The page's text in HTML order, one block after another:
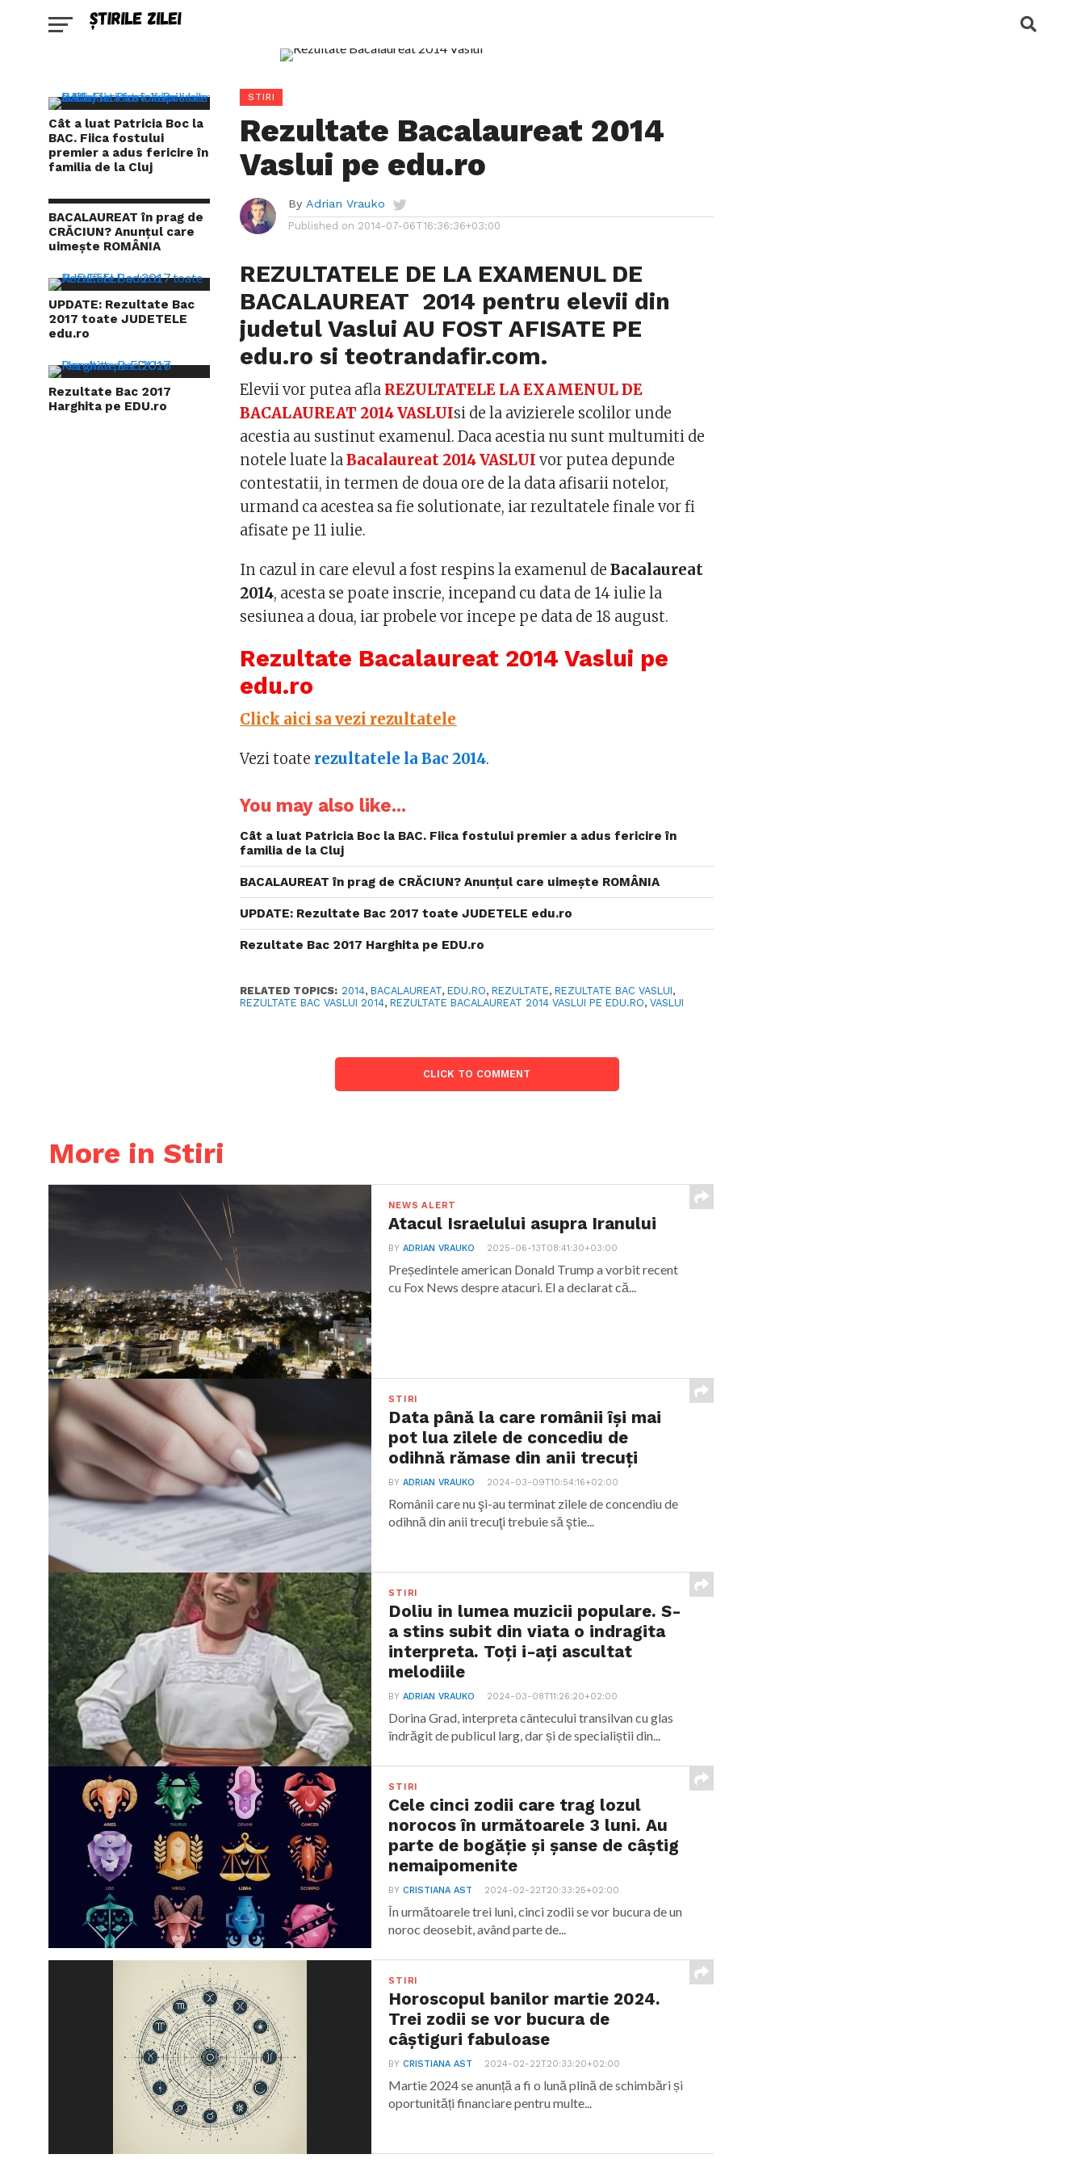
Cât a luat Patricia Boc la
BAC. Fiica fostului
premier a adus fericire în
familia de la Cluj
BACALAUREAT în prag de
CRĂCIUN? Anunțul care
uimește ROMÂNIA
UPDATE: Rezultate Bac
2017 toate JUDETELE
edu.ro
Rezultate Bac 2017
Harghita pe EDU.ro
STIRI
Rezultate Bacalaureat 2014
Vaslui pe edu.ro
By Adrian Vrauko
Published on 2014-07-06T16:36:36+03:00
REZULTATELE DE LA EXAMENUL DE
BACALAUREAT 2014 pentru elevii din
judetul Vaslui AU FOST AFISATE PE
edu.ro siteotrandafir.com.
Elevii vor putea afla REZULTATELE LA EXAMENUL DE
BACALAUREAT 2014 VASLUIsi de la avizierele scolilor unde
acestia au sustinut examenul. Daca acestia nu sunt multumiti de
notele luate laBacalaureat 2014 VASLUI vor putea depunde
contestatii, in termen de doua ore de la data afisarii notelor,
urmand ca acestea sa fie solutionate, iar rezultatele finale vor fi
afisate pe 11 iulie.
In cazul in care elevul a fost respins la examenul deBacalaureat
2014, acesta se poate inscrie, incepand cu data de 14 iulie la
sesiunea a doua, iar probele vor incepe pe data de 18 august.
Rezultate Bacalaureat 2014 Vaslui pe
edu.ro
Click aici sa vezi rezultatele
Vezi toate rezultatele la Bac 2014.
You may also like...
Cât a luat Patricia Boc la BAC. Fiica fostului premier a adus fericire în
familia de la Cluj
BACALAUREAT în prag de CRĂCIUN? Anunțul care uimește ROMÂNIA
UPDATE: Rezultate Bac 2017 toate JUDETELE edu.ro
Rezultate Bac 2017 Harghita pe EDU.ro
RELATED TOPICS: 2014,BACALAUREAT,EDU.RO,REZULTATE,REZULTATE BAC VASLUI,
REZULTATE BAC VASLUI 2014,REZULTATE BACALAUREAT 2014 VASLUI PE EDU.RO,VASLUI
CLICK TO COMMENT
More in Stiri
NEWS ALERT
Atacul Israelului asupra Iranului
BYADRIAN VRAUKO 2025-06-13T08:41:30+03:00
Președintele american Donald Trump a vorbit recent
cu Fox News despre atacuri. El a declarat că...
STIRI
Data până la care românii îşi mai
pot lua zilele de concediu de
odihnă rămase din anii trecuţi
BYADRIAN VRAUKO 2024-03-09T10:54:16+02:00
Românii care nu şi-au terminat zilele de concendiu de
odihnă din anii trecuţi trebuie să ştie...
STIRI
Doliu in lumea muzicii populare. S-
a stins subit din viata o indragita
interpreta. Toți i-ați ascultat
melodiile
BYADRIAN VRAUKO 2024-03-08T11:26:20+02:00
Dorina Grad, interpreta cântecului transilvan cu glas
îndrăgit de publicul larg, dar și de specialiștii din...
STIRI
Cele cinci zodii care trag lozul
norocos în următoarele 3 luni. Au
parte de bogăție și șanse de câștig
nemaipomenite
BYCRISTIANA AST 2024-02-22T20:33:25+02:00
În următoarele trei luni, cinci zodii se vor bucura de un
noroc deosebit, având parte de...
STIRI
Horoscopul banilor martie 2024.
Trei zodii se vor bucura de
câștiguri fabuloase
BYCRISTIANA AST 2024-02-22T20:33:20+02:00
Martie 2024 se anunță a fi o lună plină de schimbări și
oportunități financiare pentru multe...